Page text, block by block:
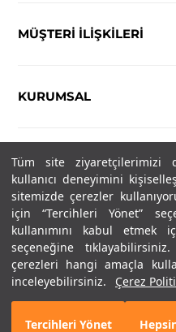
Tüm site ziyaretçilerimizi
kullanıcı deneyimini
sitemizde çerezler
için “Tercihleri Yönet”
kullanımını kabul etmek
seçeneğine
çerezleri hangi amaçla
inceleyebilirsiniz.
Çerez
Tercihleri Yönet
MÜŞTERİ İLİŞKİLERİ
KURUMSAL
YASAL
Copyright© 2025 IN-
SOSYAL